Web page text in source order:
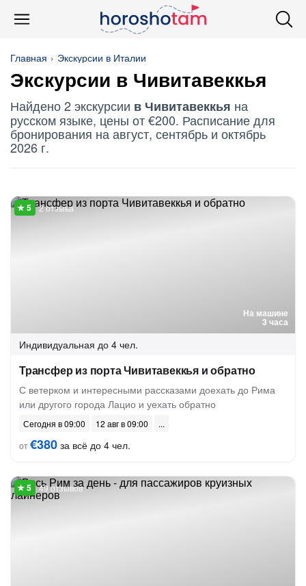
Главная Экскурсии в Италии
Экскурсии в Чивитавеккья
Найдено 2 экскурсии в Чивитавеккья на
русском языке, цены от €200. Расписание для
бронирования на август, сентябрь и октябрь
2026 г.
На машине
3 часа
2 отзыва
Индивидуальная до 4 чел.
Трансфер из порта Чивитавеккья и обратно
С ветерком и интересными рассказами доехать до Рима
или другого города Лацио и уехать обратно
Сегодня в 09:00
12 авг в 09:00
от€380 за всё до 4 чел.
49 отзывов